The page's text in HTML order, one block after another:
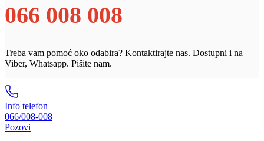
066 008 008
Treba vam pomoć oko odabira? Kontaktirajte nas. Dostupni i na
Viber, Whatsapp. Pišite nam.
Info telefon
066/008-008
Pozovi